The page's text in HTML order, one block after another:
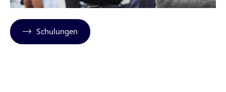
Schulungen